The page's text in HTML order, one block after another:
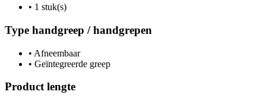
• 1 stuk(s)
Type handgreep / handgrepen
• Afneembaar
• Geïntegreerde greep
Product lengte